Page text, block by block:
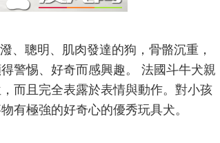
、聰明、肌肉發達的狗，骨骼沉重，
警惕、好奇而感興趣。 法國斗牛犬親
而且完全表露於表情與動作。對小孩
有極強的好奇心的優秀玩具犬。